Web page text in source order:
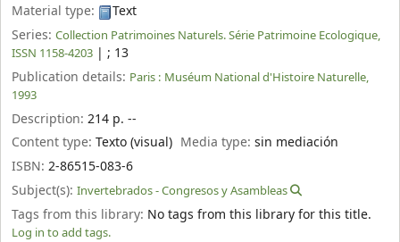
Material type:
Text
Series: Collection Patrimoines Naturels. Série Patrimoine Ecologique,
ISSN 1158-4203 | ; 13
Publication details: Paris : Muséum National d'Histoire Naturelle,
1993
Description: 214 p. --
Content type: Texto (visual) Media type:sin mediación
ISBN: 2-86515-083-6
Subject(s): Invertebrados - Congresos y Asambleas
Tags from this library: No tags from this library for this title.
Log in to add tags.